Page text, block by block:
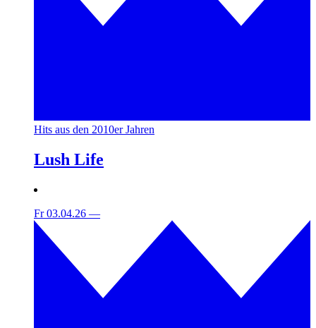
Hits aus den 2010er Jahren
Lush Life
Fr 03.04.26 —